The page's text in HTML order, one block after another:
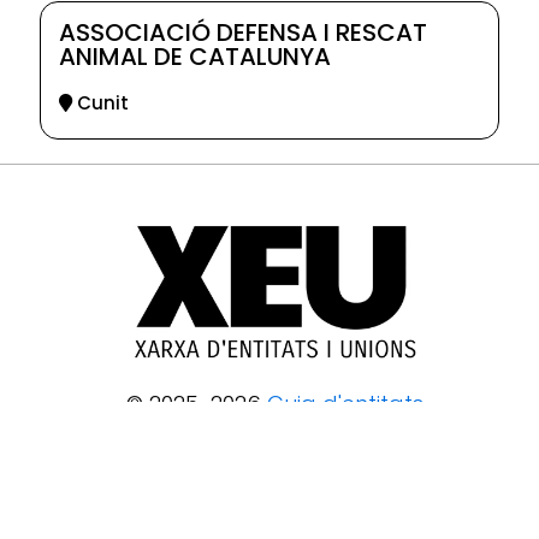
ASSOCIACIÓ DEFENSA I RESCAT
ANIMAL DE CATALUNYA
Cunit
© 2025-2026 Guia d'entitats